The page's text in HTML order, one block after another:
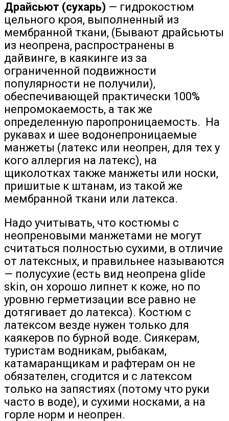
Драйсьют (сухарь) — гидрокостюм
цельного кроя, выполненный из
мембранной ткани, (Бывают драйсьюты
из неопрена, распространены в
дайвинге, в каякинге из за
ограниченной подвижности
популярности не получили),
обеспечивающей практически 100%
непромокаемость, а так же
определенную паропроницаемость. На
рукавах и шее водонепроницаемые
манжеты (латекс или неопрен, для тех у
кого аллергия на латекс), на
щиколотках также манжеты или носки,
пришитые к штанам, из такой же
мембранной ткани или латекса.
Надо учитывать, что костюмы с
неопреновыми манжетами не могут
считаться полностью сухими, в отличие
от латексных, и правильнее называются
— полусухие (есть вид неопрена glide
skin, он хорошо липнет к коже, но по
уровню герметизации все равно не
дотягивает до латекса). Костюм с
латексом везде нужен только для
каякеров по бурной воде. Сиякерам,
туристам водникам, рыбакам,
катамаранщикам и рафтерам он не
обязателен, сгодится и с латексом
только на запястиях (потому что руки
часто в воде), и сухими носками, а на
горле норм и неопрен.